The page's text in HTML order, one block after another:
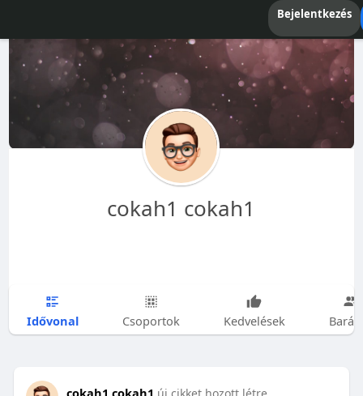
Bejelentkezés
cokah1 cokah1
Idővonal Csoportok Kedvelések